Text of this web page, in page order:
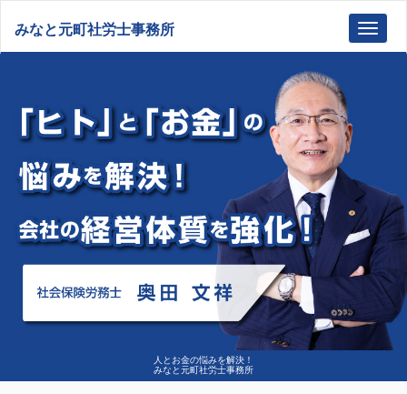
人とお金の悩みを解決！
みなと元町社労士事務所
みなと元町社労士事務所